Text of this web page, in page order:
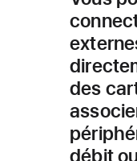
des
débit